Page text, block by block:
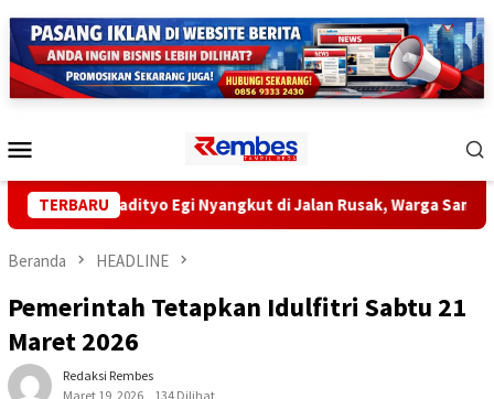
ke
konten
Mobile
TERBARU
Radityo Egi Nyangkut di Jalan Rusak, Warga Sampaikan
Beranda HEADLINE
Pemerintah Tetapkan Idulfitri Sabtu 21
Maret 2026
Redaksi Rembes
Maret 19, 2026
134 Dilihat